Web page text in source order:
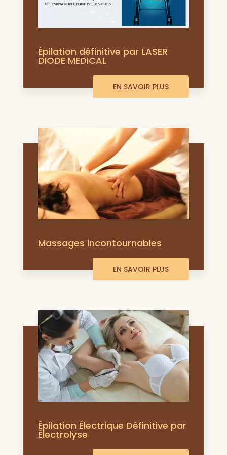
Épilation définitive par LASER
DIODE MEDICAL
EN SAVOIR PLUS
Massages incontournables
EN SAVOIR PLUS
Épilation Électrique Définitive par
Électrolyse